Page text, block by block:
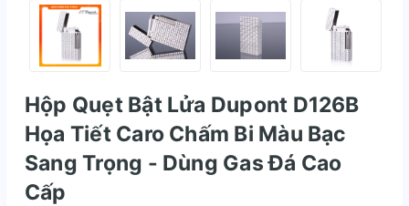
Hộp Quẹt Bật Lửa Dupont D126B
Họa Tiết Caro Chấm Bi Màu Bạc
Sang Trọng - Dùng Gas Đá Cao
Cấp